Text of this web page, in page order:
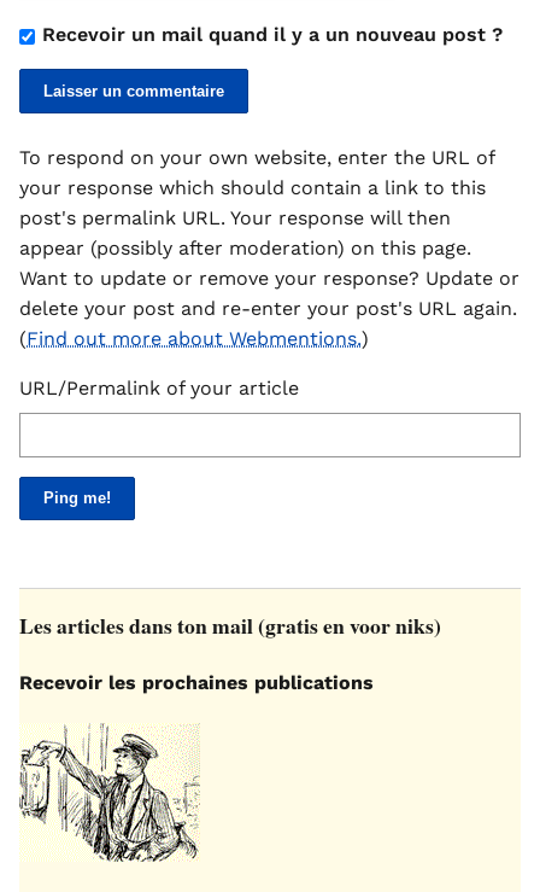
Recevoir un mail quand il y a un nouveau post ?
To respond on your own website, enter the URL of
your response which should contain a link to this
post's permalink URL. Your response will then
appear (possibly after moderation) on this page.
Want to update or remove your response? Update or
delete your post and re-enter your post's URL again.
(Find out more about Webmentions.)
URL/Permalink of your article
Les articles dans ton mail (gratis en voor niks)
Recevoir les prochaines publications